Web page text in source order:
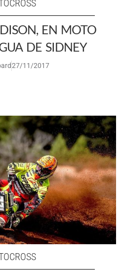
EN MOTO
DE SIDNEY
27/11/2017